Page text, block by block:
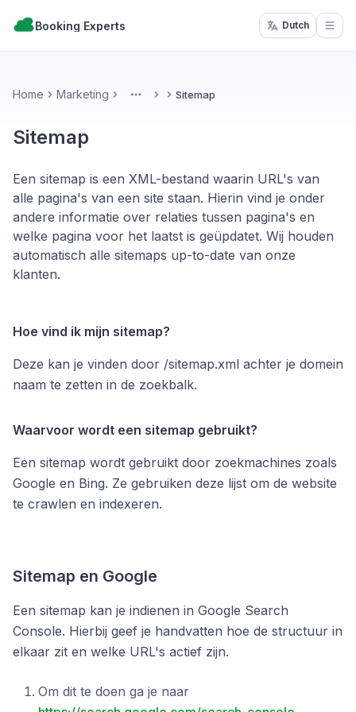
Booking Experts Dutch
Home Marketing More Sitemap
Sitemap
Een sitemap is een XML-bestand waarin URL's van
alle pagina's van een site staan. Hierin vind je onder
andere informatie over relaties tussen pagina's en
welke pagina voor het laatst is geüpdatet. Wij houden
automatisch alle sitemaps up-to-date van onze
klanten.
Hoe vind ik mijn sitemap?
Deze kan je vinden door /sitemap.xml achter je domein
naam te zetten in de zoekbalk.
Waarvoor wordt een sitemap gebruikt?
Een sitemap wordt gebruikt door zoekmachines zoals
Google en Bing. Ze gebruiken deze lijst om de website
te crawlen en indexeren.
Sitemap en Google
Een sitemap kan je indienen in Google Search
Console. Hierbij geef je handvatten hoe de structuur in
elkaar zit en welke URL's actief zijn.
Om dit te doen ga je naar